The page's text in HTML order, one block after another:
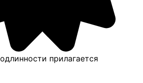
прилагается